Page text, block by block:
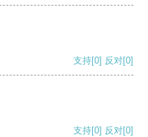
支持[0] 反对[0]
支持[0] 反对[0]